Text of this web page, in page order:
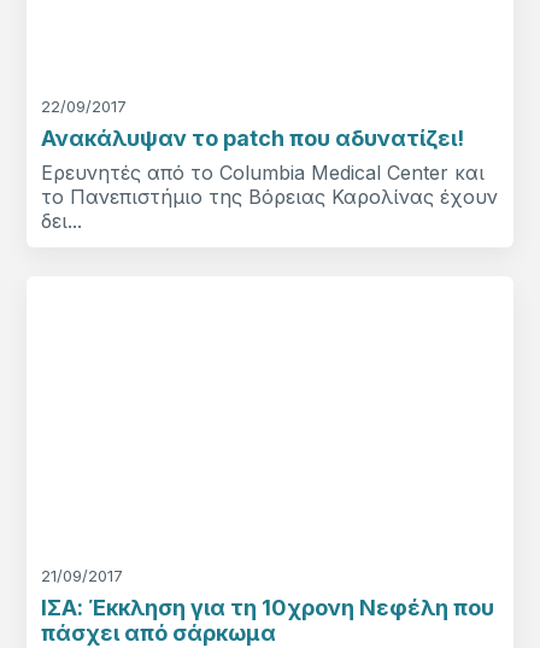
22/09/2017
Ανακάλυψαν το patch που αδυνατίζει!
Ερευνητές από το Columbia Medical Center και
το Πανεπιστήμιο της Βόρειας Καρολίνας έχουν
δει...
21/09/2017
ΙΣΑ: Έκκληση για τη 10χρονη Νεφέλη που
πάσχει από σάρκωμα